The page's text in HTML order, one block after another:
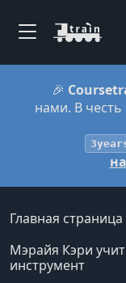
🎉
нами. В честь
Главная страница
Мэрайя Кэри
инструмент